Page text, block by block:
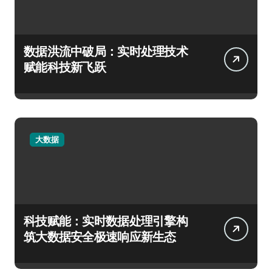
数据洪流中破局：实时处理技术
赋能科技新飞跃
大数据
科技赋能：实时数据处理引擎构
筑大数据安全极速响应新生态